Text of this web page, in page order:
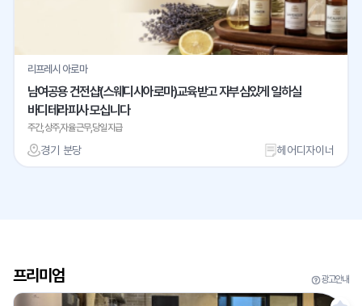
리프레시 아로마
남여공용 건전샵(스웨디시아로마)교육받고 자부심있게 일하실
바디테라피사 모십니다
주간,상주,자율근무,당일지급
경기 분당 헤어디자이너
프리미엄 광고안내